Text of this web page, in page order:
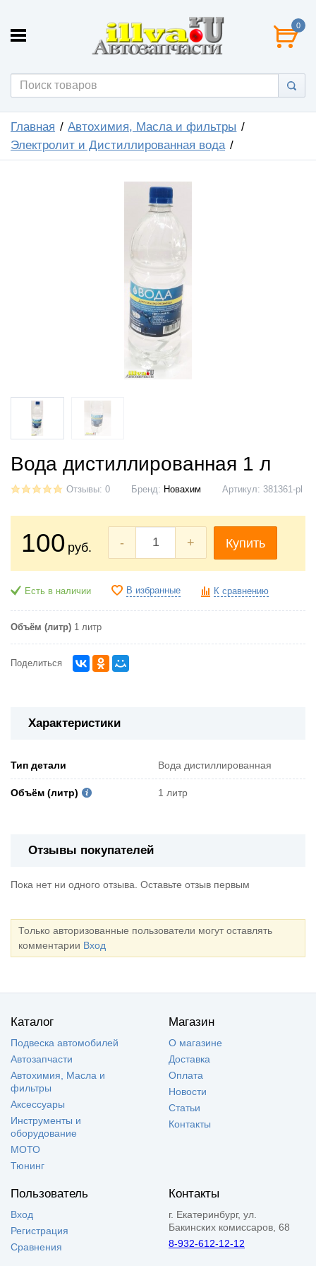
0
Главная
Автохимия, Масла и фильтры
Электролит и Дистиллированная вода
Вода дистиллированная 1 л
Отзывы: 0 Бренд: Новахим Артикул: 381361-pl
100 руб. - + Купить
Есть в наличии В избранные К сравнению
Объём (литр) 1 литр
Поделиться
Характеристики
Тип детали Вода дистиллированная
Объём (литр) 1 литр
Отзывы покупателей
Пока нет ни одного отзыва. Оставьте отзыв первым
Только авторизованные пользователи могут оставлять
комментарии Вход
Каталог
Подвеска автомобилей
Автозапчасти
Автохимия, Масла и
фильтры
Аксессуары
Инструменты и
оборудование
МОТО
Тюнинг
Магазин
О магазине
Доставка
Оплата
Новости
Статьи
Контакты
Пользователь
Вход
Регистрация
Сравнения
Контакты
г. Екатеринбург, ул.
Бакинских комиссаров, 68
8-932-612-12-12